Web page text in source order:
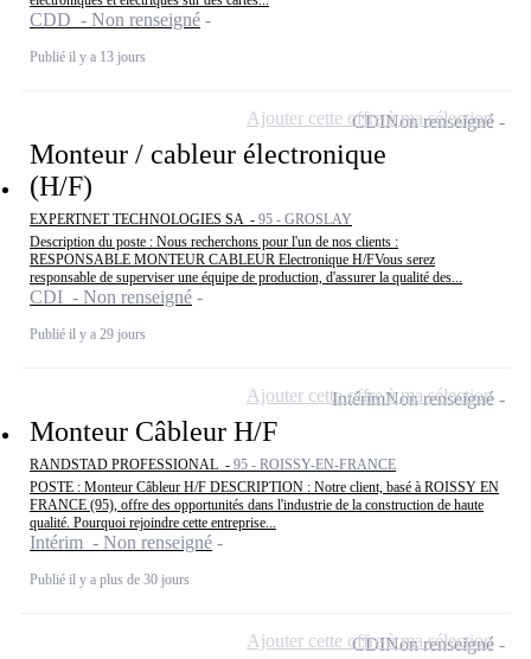
CDD - Non renseigné
Publié il y a 13 jours
Monteur / cableur électronique
(H/F)
EXPERTNET TECHNOLOGIES SA - 95 - GROSLAY
Description du poste : Nous recherchons pour l'un de nos clients :
RESPONSABLE MONTEUR CABLEUR Electronique H/FVous serez
responsable de superviser une équipe de production, d'assurer la qualité des...
CDI - Non renseigné
Publié il y a 29 jours
CDINon renseigné
Ajouter cette offre à ma sélection
Monteur Câbleur H/F
RANDSTAD PROFESSIONAL - 95 - ROISSY-EN-FRANCE
POSTE : Monteur Câbleur H/F DESCRIPTION : Notre client, basé à ROISSY EN
FRANCE (95), offre des opportunités dans l'industrie de la construction de haute
qualité. Pourquoi rejoindre cette entreprise...
Intérim - Non renseigné
Publié il y a plus de 30 jours
IntérimNon renseigné
Ajouter cette offre à ma sélection
CDINon renseigné
Ajouter cette offre à ma sélection